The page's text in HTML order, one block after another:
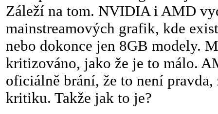
Záleží na tom. NVIDIA i AMD
mainstreamových grafik, kde
nebo dokonce jen 8GB modely.
kritizováno, jako že je to málo.
oficiálně brání, že to není
kritiku. Takže jak to je?